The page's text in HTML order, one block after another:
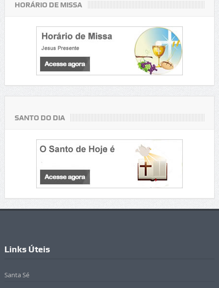
HORÁRIO DE MISSA
SANTO DO DIA
Links Úteis
Santa Sé